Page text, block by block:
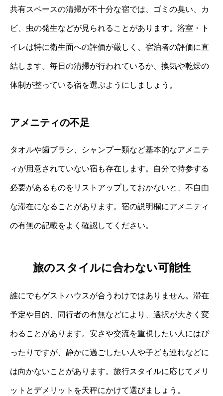
共有スペースの清掃が不十分な宿では、ゴミの臭い、カ
ビ、虫の発生などが見られることがあります。浴室・ト
イレは特に衛生面への評価が厳しく、宿泊者の評価に直
結します。毎日の清掃が行われているか、換気や乾燥の
体制が整っている宿を選ぶようにしましょう。
アメニティの不足
タオルや歯ブラシ、シャンプー類など基本的なアメニテ
ィが用意されていない宿も存在します。自分で持参する
必要があるものをリストアップしておかないと、不自由
な滞在になることがあります。宿の説明欄にアメニティ
の有無の記載をよく確認してください。
旅のスタイルに合わない可能性
誰にでもゲストハウスが合うわけではありません。滞在
予定や目的、同行者の有無などにより、選択が大きく変
わることがあります。安さや交流を重視したい人にはぴ
ったりですが、静かに過ごしたい人や子ども連れなどに
は向かないことがあります。旅行スタイルに応じてメリ
ットとデメリットを天秤にかけて選びましょう。